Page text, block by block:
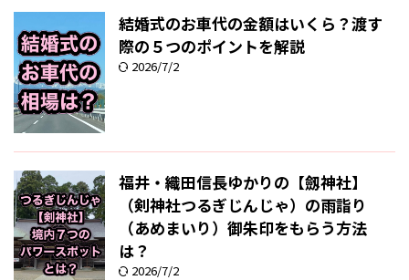
結婚式のお車代の金額はいくら？渡す
際の５つのポイントを解説
2026/7/2
福井・織田信長ゆかりの【劔神社】
（剣神社つるぎじんじゃ）の雨詣り
（あめまいり）御朱印をもらう方法
は？
2026/7/2